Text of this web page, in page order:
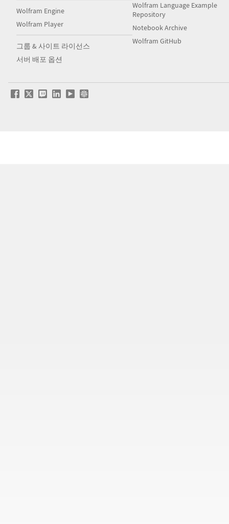
Wolfram Engine
Wolfram Player
그룹 & 사이트 라이선스
서버 배포 옵션
Wolfram Language Example
Repository
Notebook Archive
Wolfram GitHub